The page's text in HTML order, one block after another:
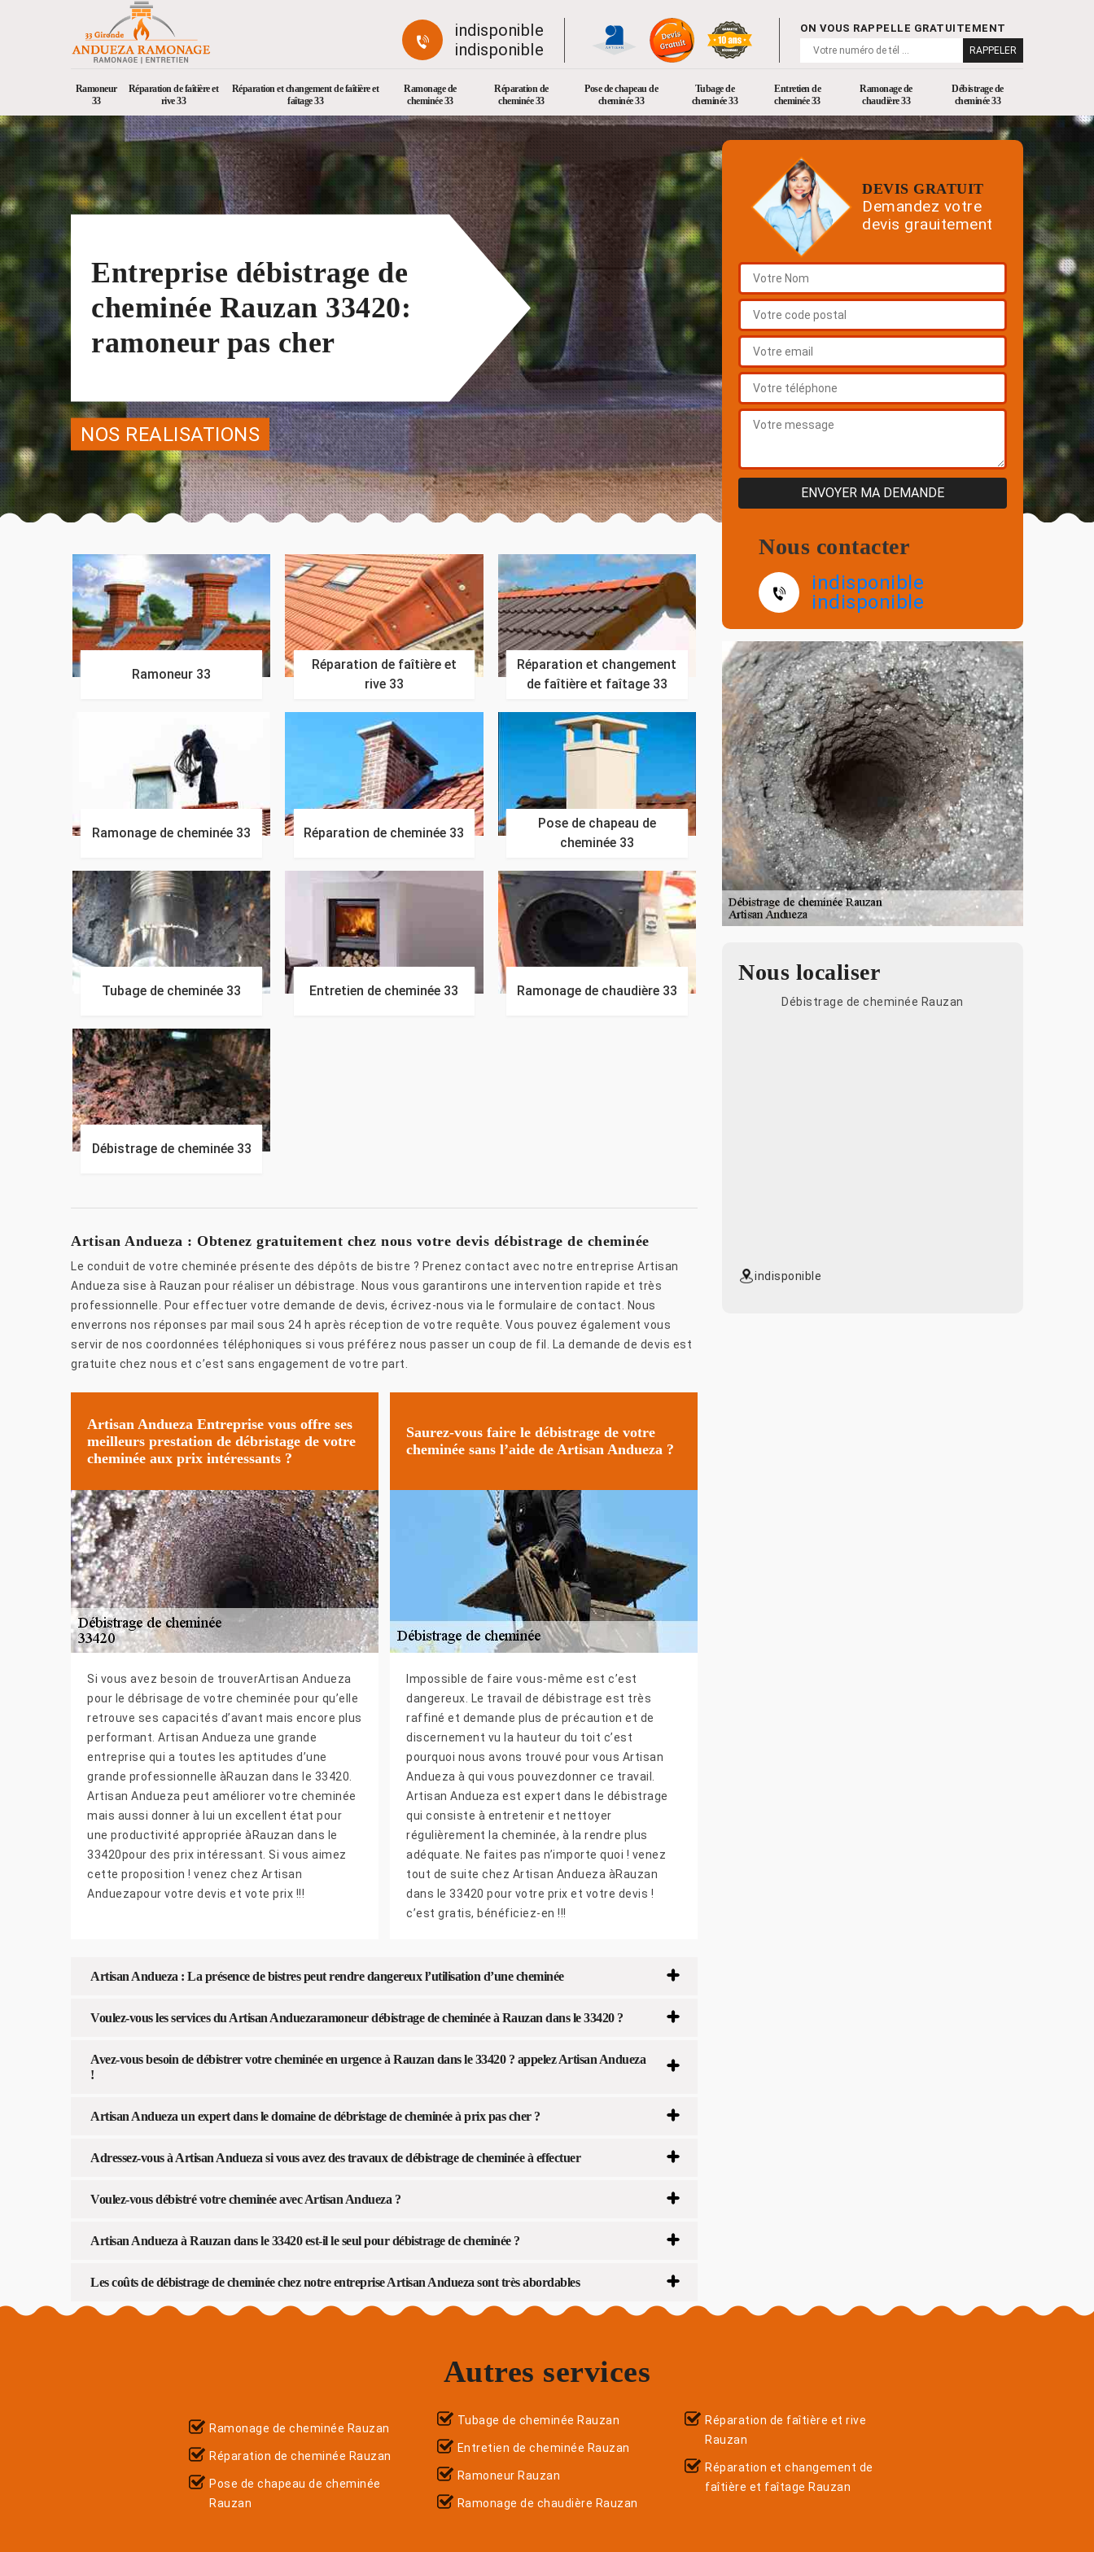
indisponible
indisponible
ON VOUS RAPPELLE GRATUITEMENT
Ramoneur
33
Réparation de faîtière et
rive 33
Réparation et changement de faîtière et
faîtage 33
Ramonage de
cheminée 33
Réparation de
cheminée 33
Pose de chapeau de
cheminée 33
Tubage de
cheminée 33
Entretien de
cheminée 33
Ramonage de
chaudière 33
Débistrage de
cheminée 33
Entreprise débistrage de
cheminée Rauzan 33420:
ramoneur pas cher
NOS REALISATIONS
Ramoneur 33
Réparation de faîtière et
rive 33
Réparation et changement
de faîtière et faîtage 33
Ramonage de cheminée 33 Réparation de cheminée 33
Pose de chapeau de
cheminée 33
Tubage de cheminée 33 Entretien de cheminée 33 Ramonage de chaudière 33
Débistrage de cheminée 33
Artisan Andueza : Obtenez gratuitement chez nous votre devis débistrage de cheminée
Le conduit de votre cheminée présente des dépôts de bistre ? Prenez contact avec notre entreprise Artisan
Andueza sise à Rauzan pour réaliser un débistrage. Nous vous garantirons une intervention rapide et très
professionnelle. Pour effectuer votre demande de devis, écrivez-nous via le formulaire de contact. Nous
enverrons nos réponses par mail sous 24 h après réception de votre requête. Vous pouvez également vous
servir de nos coordonnées téléphoniques si vous préférez nous passer un coup de fil. La demande de devis est
gratuite chez nous et c’est sans engagement de votre part.
Artisan Andueza Entreprise vous offre ses
meilleurs prestation de débristage de votre
cheminée aux prix intéressants ?
Si vous avez besoin de trouverArtisan Andueza
pour le débrisage de votre cheminée pour qu’elle
retrouve ses capacités d’avant mais encore plus
performant. Artisan Andueza une grande
entreprise qui a toutes les aptitudes d’une
grande professionnelle àRauzan dans le 33420.
Artisan Andueza peut améliorer votre cheminée
mais aussi donner à lui un excellent état pour
une productivité appropriée àRauzan dans le
33420pour des prix intéressant. Si vous aimez
cette proposition ! venez chez Artisan
Anduezapour votre devis et vote prix !!!
Saurez-vous faire le débistrage de votre
cheminée sans l’aide de Artisan Andueza ?
Impossible de faire vous-même est c’est
dangereux. Le travail de débistrage est très
raffiné et demande plus de précaution et de
discernement vu la hauteur du toit c’est
pourquoi nous avons trouvé pour vous Artisan
Andueza à qui vous pouvezdonner ce travail.
Artisan Andueza est expert dans le débistrage
qui consiste à entretenir et nettoyer
régulièrement la cheminée, à la rendre plus
adéquate. Ne faites pas n’importe quoi ! venez
tout de suite chez Artisan Andueza àRauzan
dans le 33420 pour votre prix et votre devis !
c’est gratis, bénéficiez-en !!!
Artisan Andueza : La présence de bistres peut rendre dangereux l’utilisation d’une cheminée
Voulez-vous les services du Artisan Anduezaramoneur débistrage de cheminée à Rauzan dans le 33420 ?
Avez-vous besoin de débistrer votre cheminée en urgence à Rauzan dans le 33420 ? appelez Artisan Andueza
!
Artisan Andueza un expert dans le domaine de débristage de cheminée à prix pas cher ?
Adressez-vous à Artisan Andueza si vous avez des travaux de débistrage de cheminée à effectuer
Voulez-vous débistré votre cheminée avec Artisan Andueza ?
Artisan Andueza à Rauzan dans le 33420 est-il le seul pour débistrage de cheminée ?
Les coûts de débistrage de cheminée chez notre entreprise Artisan Andueza sont très abordables
DEVIS GRATUIT
Demandez votre
devis grauitement
Nous contacter
indisponible
indisponible
Nous localiser
Débistrage de cheminée Rauzan
indisponible
Autres services
Ramonage de cheminée Rauzan
Réparation de cheminée Rauzan
Pose de chapeau de cheminée
Rauzan
Tubage de cheminée Rauzan
Entretien de cheminée Rauzan
Ramoneur Rauzan
Ramonage de chaudière Rauzan
Réparation de faîtière et rive
Rauzan
Réparation et changement de
faîtière et faîtage Rauzan